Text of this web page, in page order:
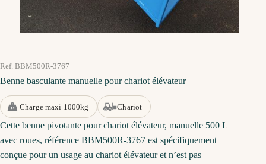
Ref. BBM500R-3767
Benne basculante manuelle pour chariot élévateur
Charge maxi 1000kg Chariot
Cette benne pivotante pour chariot élévateur, manuelle 500 L
avec roues, référence BBM500R-3767 est spécifiquement
conçue pour un usage au chariot élévateur et n’est pas